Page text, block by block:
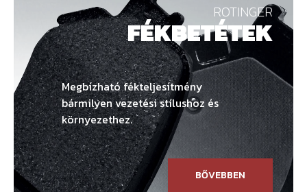
ROTINGER
FÉKBETÉTEK
Megbízható fékteljesítmény
bármilyen vezetési stílushoz és
környezethez.
BŐVEBBEN